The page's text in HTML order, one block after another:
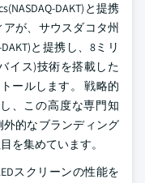
DAKT)と提携
が、サウスダコタ州
と提携し、8ミリ
イス)技術を搭載した
ールします。 戦略的
、この高度な専門知
的なブランディング
を集めています。
スクリーンの性能を